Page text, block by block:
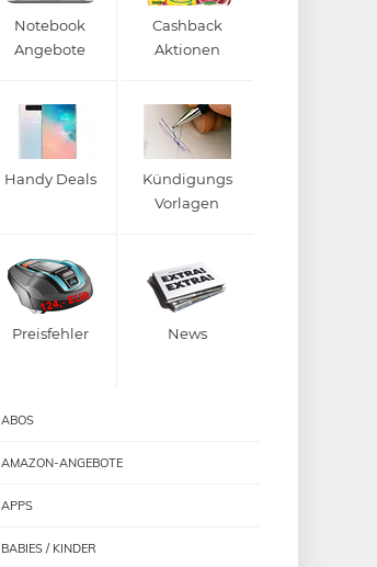
Notebook
Angebote
Cashback
Aktionen
Handy Deals
Kündigungs
Vorlagen
Preisfehler News
ABOS
AMAZON-ANGEBOTE
APPS
BABIES / KINDER